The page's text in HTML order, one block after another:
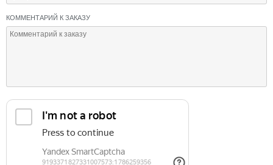
КОММЕНТАРИЙ К ЗАКАЗУ